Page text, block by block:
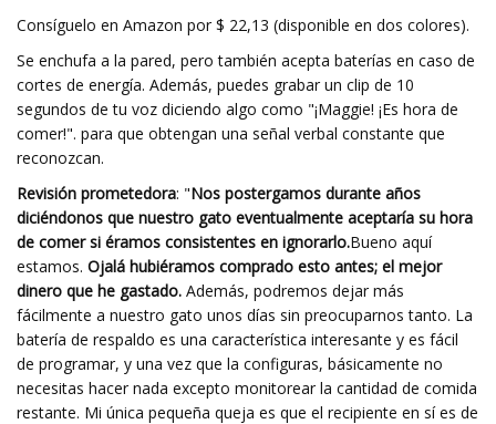
Consíguelo en Amazon por $ 22,13 (disponible en dos colores).
Se enchufa a la pared, pero también acepta baterías en caso de
cortes de energía. Además, puedes grabar un clip de 10
segundos de tu voz diciendo algo como "¡Maggie! ¡Es hora de
comer!". para que obtengan una señal verbal constante que
reconozcan.
Revisión prometedora: "Nos postergamos durante años
diciéndonos que nuestro gato eventualmente aceptaría su hora
de comer si éramos consistentes en ignorarlo.Bueno aquí
estamos. Ojalá hubiéramos comprado esto antes; el mejor
dinero que he gastado. Además, podremos dejar más
fácilmente a nuestro gato unos días sin preocuparnos tanto. La
batería de respaldo es una característica interesante y es fácil
de programar, y una vez que la configuras, básicamente no
necesitas hacer nada excepto monitorear la cantidad de comida
restante. Mi única pequeña queja es que el recipiente en sí es de